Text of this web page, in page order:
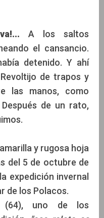
A los saltos
el cansancio.
detenido. Y ahí
Revoltijo de trapos y
las manos, como
de un rato,
y rugosa hoja
del 5 de octubre de
expedición invernal
de los Polacos.
(64), uno de los